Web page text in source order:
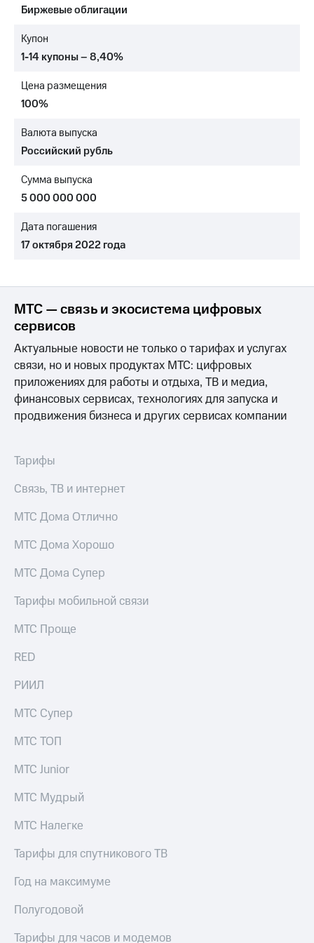
Достижения
Интервью
отчетность
Контакты
Пригласить
спикера
и акционерам
Корпоративное
управление
секретарь
Раскрытие
информации
Информация
акционерам
Документы
ПАО
"МТС"
Собрания
акционеров
Личный
Контроль
аудит
акций
Описание
Программа
приобретения
выкупа
акций
Еврооблигации-2023
о
именных
Другое
Регистратор
Контакты
развитие
деловая этика
Биржевые облигации
Купон
1-14 купоны – 8,40%
Цена размещения
100%
Валюта выпуска
Российский рубль
Сумма выпуска
5 000 000 000
Дата погашения
17 октября 2022 года
МТС — связь и экосистема цифровых
сервисов
Актуальные новости не только о тарифах и услугах
связи, но и новых продуктах МТС: цифровых
приложениях для работы и отдыха, ТВ и медиа,
финансовых сервисах, технологиях для запуска и
продвижения бизнеса и других сервисах компании
Тарифы
Связь, ТВ и интернет
МТС Дома Отлично
МТС Дома Хорошо
МТС Дома Супер
Тарифы мобильной связи
МТС Проще
RED
РИИЛ
МТС Супер
МТС ТОП
МТС Junior
МТС Мудрый
МТС Налегке
Тарифы для спутникового ТВ
Год на максимуме
Полугодовой
Тарифы для часов и модемов